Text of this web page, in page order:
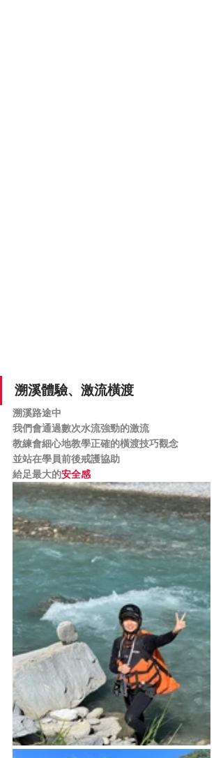
溯溪體驗、激流橫渡
溯溪路途中
我們會通過數次水流強勁的激流
教練會細心地教學正確的橫渡技巧觀念
並站在學員前後戒護協助
給足最大的安全感